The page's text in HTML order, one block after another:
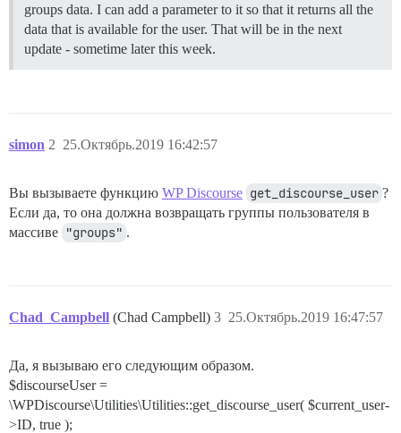
groups data. I can add a parameter to it so that it returns all the
data that is available for the user. That will be in the next
update - sometime later this week.
simon 25.Октябрь.2019 16:42:57
2
Вы вызываете функцию WP Discourse get_discourse_user ?
Если да, то она должна возвращать группы пользователя в
массиве "groups" .
Chad_Campbell (Chad Campbell) 25.Октябрь.2019 16:47:57
3
Да, я вызываю его следующим образом.
$discourseUser =
\WPDiscourse\Utilities\Utilities::get_discourse_user( $current_user-
>ID, true );